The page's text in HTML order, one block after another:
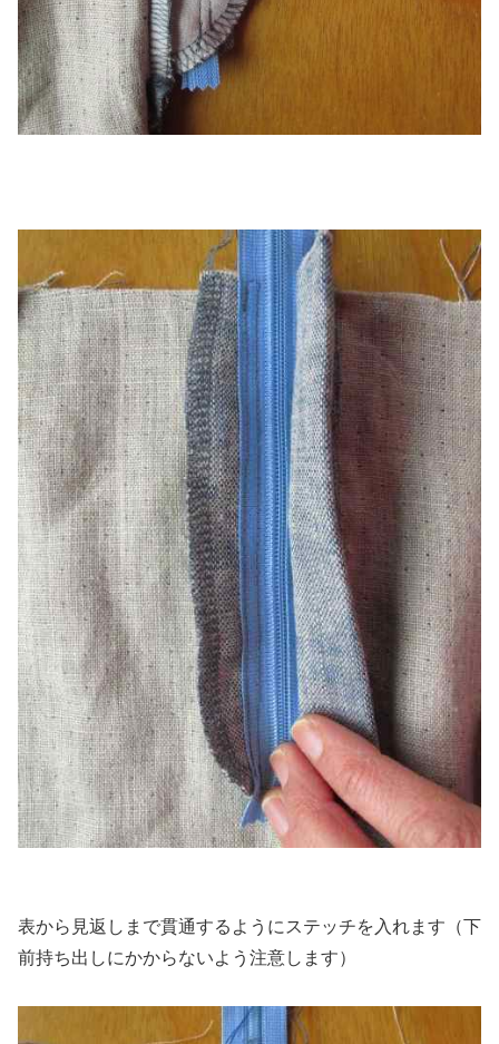
表から見返しまで貫通するようにステッチを入れます（下
前持ち出しにかからないよう注意します）